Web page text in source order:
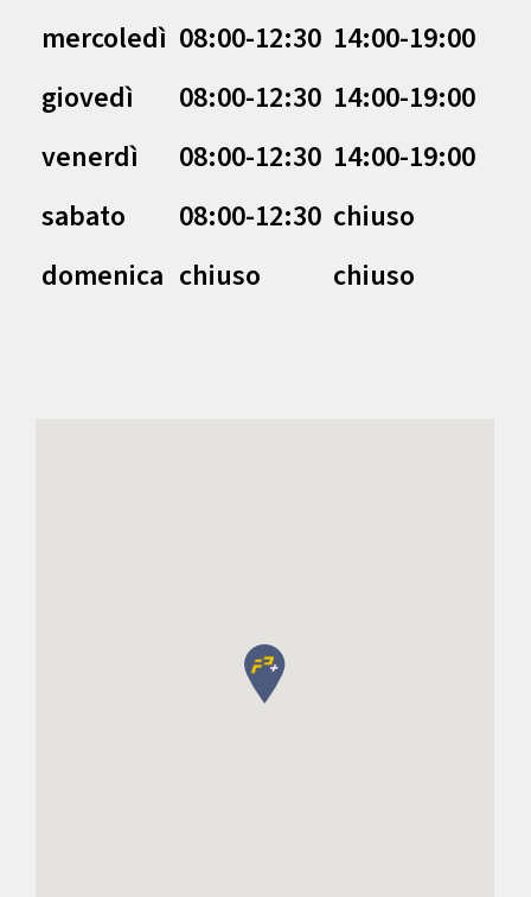
mercoledì 08:00-12:30 14:00-19:00
giovedì
08:00-12:30 14:00-19:00
venerdì
08:00-12:30 14:00-19:00
sabato
08:00-12:30 chiuso
domenica chiuso chiuso